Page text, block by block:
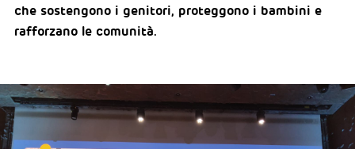
che sostengono i genitori, proteggono i bambini e
rafforzano le comunità.